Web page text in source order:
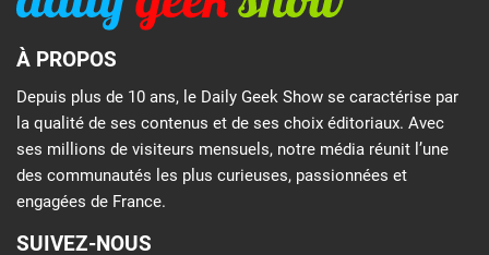
À PROPOS
Depuis plus de 10 ans, le Daily Geek Show se caractérise par
la qualité de ses contenus et de ses choix éditoriaux. Avec
ses millions de visiteurs mensuels, notre média réunit l’une
des communautés les plus curieuses, passionnées et
engagées de France.
SUIVEZ-NOUS